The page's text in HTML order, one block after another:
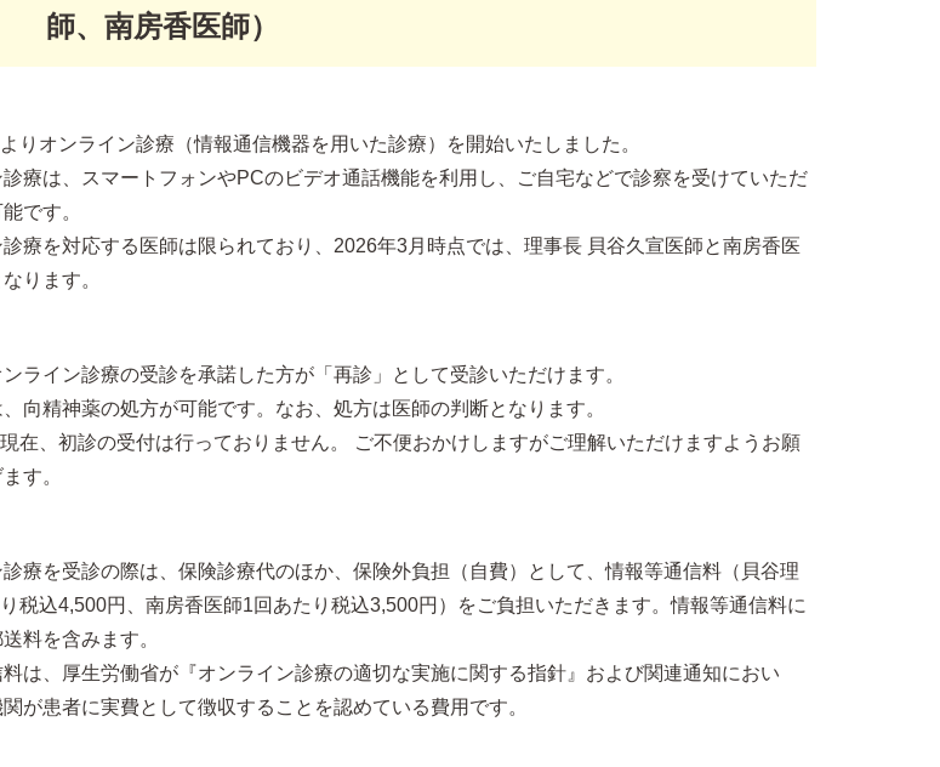
師、南房香医師）
りオンライン診療（情報通信機器を用いた診療）を開始いたしました。
療は、スマートフォンやPCのビデオ通話機能を利用し、ご自宅などで診察を受けていただ
です。
療を対応する医師は限られており、2026年3月時点では、理事長 貝谷久宣医師と南房香医
ります。
ライン診療の受診を承諾した方が「再診」として受診いただけます。
向精神薬の処方が可能です。なお、処方は医師の判断となります。
在、初診の受付は行っておりません。 ご不便おかけしますがご理解いただけますようお願
す。
療を受診の際は、保険診療代のほか、保険外負担（自費）として、情報等通信料（貝谷理
税込4,500円、南房香医師1回あたり税込3,500円）をご負担いただきます。情報等通信料に
料を含みます。
は、厚生労働省が『オンライン診療の適切な実施に関する指針』および関連通知におい
が患者に実費として徴収することを認めている費用です。